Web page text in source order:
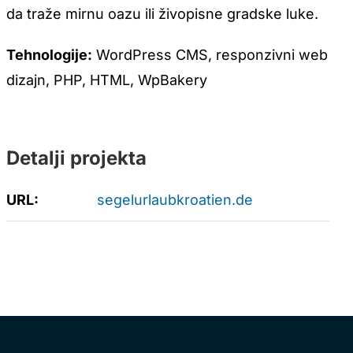
da traže mirnu oazu ili živopisne gradske luke.
Tehnologije: WordPress CMS, responzivni web
dizajn, PHP, HTML, WpBakery
Detalji projekta
URL: segelurlaubkroatien.de